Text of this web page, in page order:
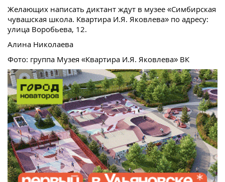
Желающих написать диктант ждут в музее «Симбирская
чувашская школа. Квартира И.Я. Яковлева» по адресу:
улица Воробьева, 12.
Алина Николаева
Фото: группа Музея «Квартира И.Я. Яковлева» ВК